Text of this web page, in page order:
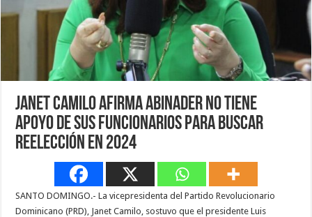
Janet Camilo afirma Abinader no tiene
apoyo de sus funcionarios para buscar
reelección en 2024
SANTO DOMINGO.- La vicepresidenta del Partido Revolucionario
Dominicano (PRD), Janet Camilo, sostuvo que el presidente Luis